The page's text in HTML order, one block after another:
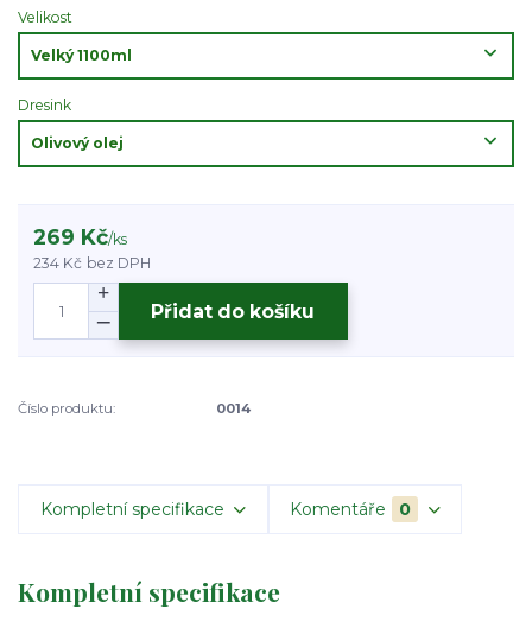
Velikost
Dresink
269 Kč/ks
234 Kč bez DPH
Přidat do košíku
Číslo produktu: 0014
Kompletní specifikace Komentáře 0
Kompletní specifikace